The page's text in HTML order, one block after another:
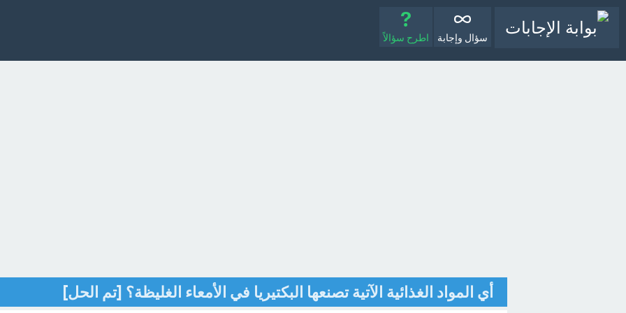
سؤال وإجابة اطرح سؤالاً
أي المواد الغذائية الآتية تصنعها البكتيريا في الأمعاء الغليظة؟ [تم الحل]